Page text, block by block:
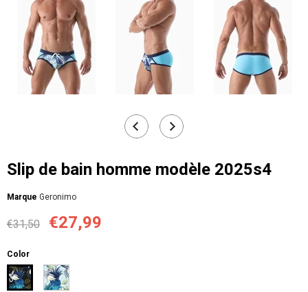
Slip de bain homme modèle 2025s4
Мarque Geronimo
€31,50 €27,99
Color